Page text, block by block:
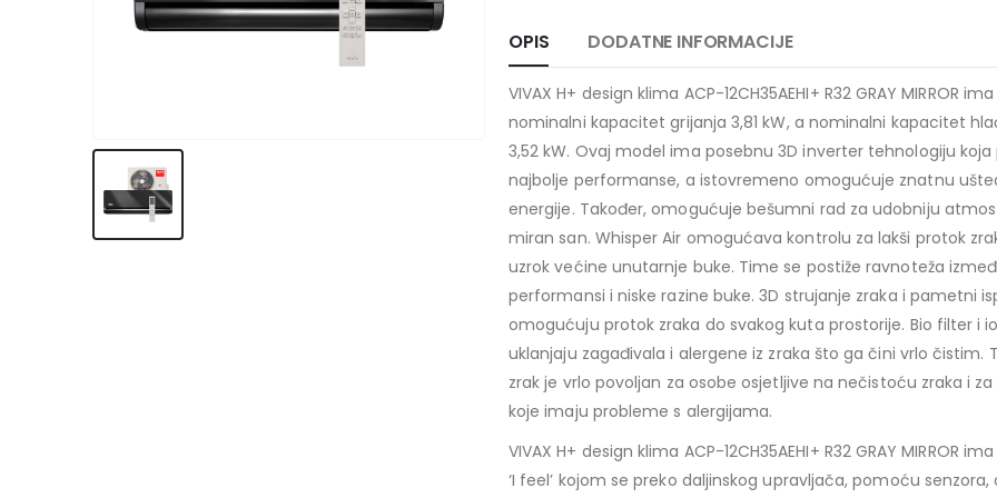
1.249,00 KM.
OPIS DODATNE INFORMACIJE
VIVAX H+ design klima ACP-12CH35AEHI+ R32 GRAY MIRROR ima
nominalni kapacitet grijanja 3,81 kW, a nominalni kapacitet
3,52 kW. Ovaj model ima posebnu 3D inverter tehnologiju koja
najbolje performanse, a istovremeno omogućuje znatnu
energije. Također, omogućuje bešumni rad za udobniju
miran san. Whisper Air omogućava kontrolu za lakši protok
uzrok većine unutarnje buke. Time se postiže ravnoteža
performansi i niske razine buke. 3D strujanje zraka i pametni
omogućuju protok zraka do svakog kuta prostorije. Bio filter i
uklanjaju zagađivala i alergene iz zraka što ga čini vrlo čistim.
zrak je vrlo povoljan za osobe osjetljive na nečistoću zraka i
koje imaju probleme s alergijama.
VIVAX H+ design klima ACP-12CH35AEHI+ R32 GRAY MIRROR
‘I feel’ kojom se preko daljinskog upravljača, pomoću
was:
769,00 KM. 699,00 KM.
TCL 40" S5L FHD QLED
449,00KM
Original
price
was:
449,00 KM.
409,00KMCurrent
price
is:
409,00 KM.
TCL 50" P7K 4K QLED
769,00KM Original
price
was:
769,00 KM.
699,00KMCurrent
price
is:
699,00 KM.